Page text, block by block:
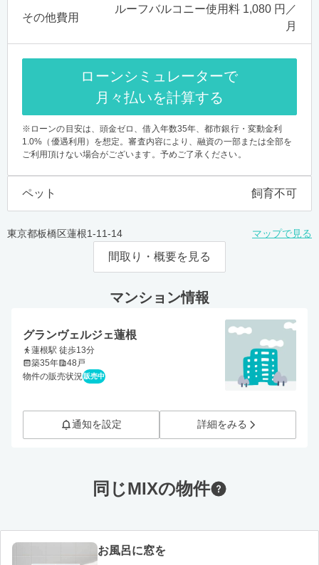
その他費用
ルーフバルコニー使用料 1,080 円／
月
ローンシミュレーターで
月々払いを計算する
※ローンの目安は、頭金ゼロ、借入年数35年、都市銀行・変動金利
1.0%（優遇利用）を想定。審査内容により、融資の一部または全部を
ご利用頂けない場合がございます。予めご了承ください。
ペット 飼育不可
東京都板橋区蓮根1-11-14 マップで見る
間取り・概要を見る
マンション情報
グランヴェルジェ蓮根
蓮根駅 徒歩13分
築35年
48戸
物件の販売状況 販売中
通知を設定 詳細をみる
同じMIXの物件
お風呂に窓を